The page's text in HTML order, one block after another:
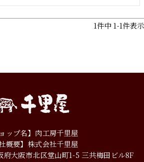
1件中 1-1件表示
ョップ名】肉工房千里屋
社概要】株式会社千里屋
府大阪市北区堂山町1-5 三共梅田ビル8F